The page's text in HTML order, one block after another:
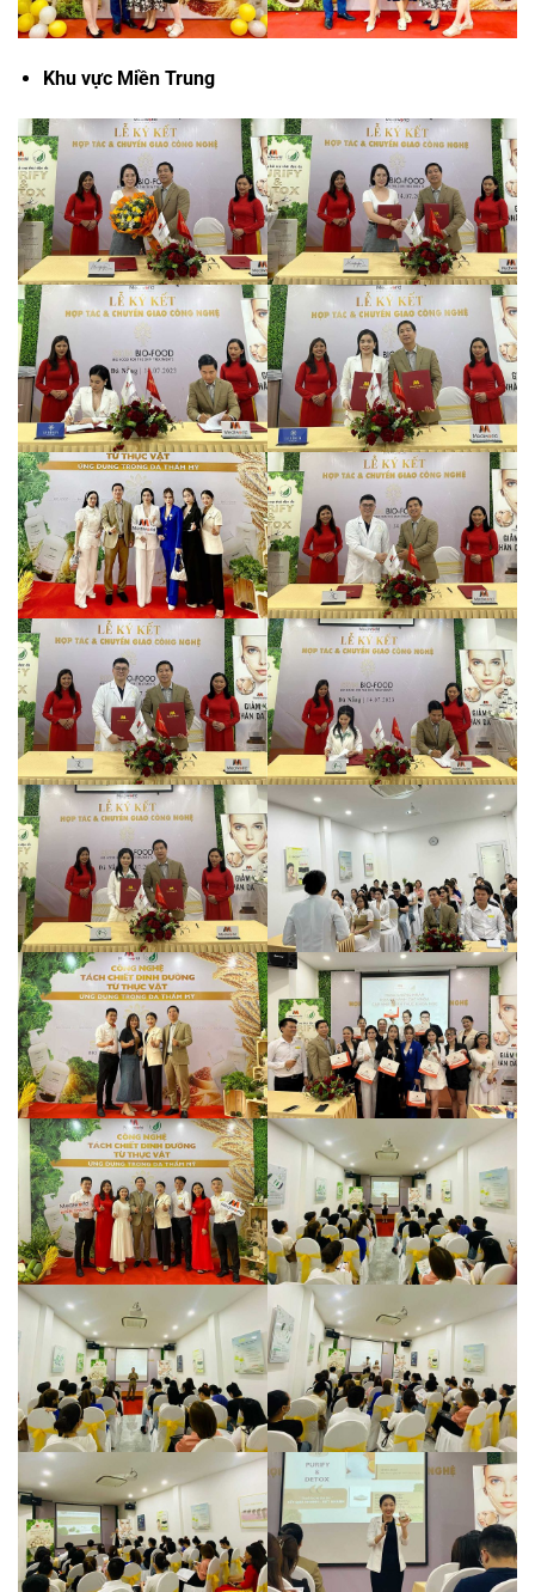
Khu vực Miền Trung